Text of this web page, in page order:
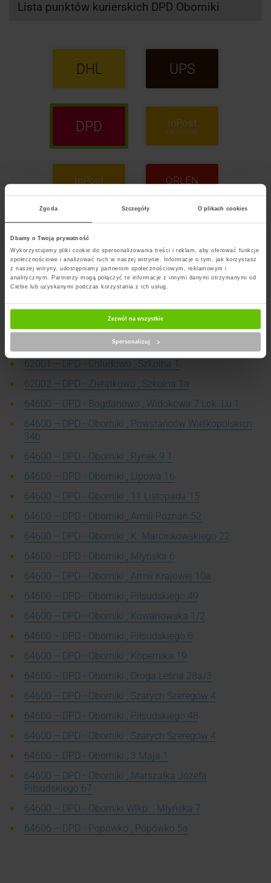
Zgoda Szczegóły O plikach cookies
Dbamy o Twoją prywatność
Wykorzystujemy pliki cookie do spersonalizowania treści i reklam, aby oferować funkcje
społecznościowe i analizować ruch w naszej witrynie. Informacje o tym, jak korzystasz
z naszej witryny, udostępniamy partnerom społecznościowym, reklamowym i
analitycznym. Partnerzy mogą połączyć te informacje z innymi danymi otrzymanymi od
Ciebie lub uzyskanymi podczas korzystania z ich usług.
Zezwól na wszystkie
Spersonalizuj
Lista punktów kurierskich DPD Oborniki
DHL UPS
DPD InPost
Paczkomaty
InPost ORLEN
GLS
Polska
62001 – DPD - Chludowo , Szkolna 1
62002 – DPD - Zielątkowo , Szkolna 1a
64600 – DPD - Bogdanowo , Widokowa 7 Lok. Lu 1
64600 – DPD - Oborniki , Powstańców Wielkopolskich
34b
64600 – DPD - Oborniki , Rynek 9 1
64600 – DPD - Oborniki , Lipowa 16
64600 – DPD - Oborniki , 11 Listopada 15
64600 – DPD - Oborniki , Armii Poznań 52
64600 – DPD - Oborniki , K. Marcinkowskiego 22
64600 – DPD - Oborniki , Młyńska 6
64600 – DPD - Oborniki , Armii Krajowej 10a
64600 – DPD - Oborniki , Piłsudskiego 49
64600 – DPD - Oborniki , Kowanowska 1/2
64600 – DPD - Oborniki , Piłsudskiego 6
64600 – DPD - Oborniki , Kopernika 19
64600 – DPD - Oborniki , Droga Leśna 28a/3
64600 – DPD - Oborniki , Szarych Szeregów 4
64600 – DPD - Oborniki , Piłsudskiego 48
64600 – DPD - Oborniki , Szarych Szeregów 4
64600 – DPD - Oborniki , 3 Maja 1
64600 – DPD - Oborniki , Marszałka Józefa
Piłsudskiego 67
64600 – DPD - Oborniki Wlkp. , Młyńska 7
64606 – DPD - Popówko , Popówko 5a